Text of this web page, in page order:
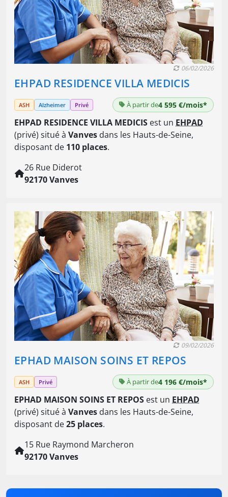
EHPAD RESIDENCE VILLA MEDICIS
06/02/2026
ASH Alzheimer Privé À partir de4 595 €/mois*
EHPAD RESIDENCE VILLA MEDICIS est un EHPAD
(privé) situé à Vanves dans les Hauts-de-Seine,
disposant de 110 places.
26 Rue Diderot
92170 Vanves
EPHAD MAISON SOINS ET REPOS
09/02/2026
ASH Privé À partir de4 196 €/mois*
EPHAD MAISON SOINS ET REPOS est un EHPAD
(privé) situé à Vanves dans les Hauts-de-Seine,
disposant de25 places.
15 Rue Raymond Marcheron
92170 Vanves